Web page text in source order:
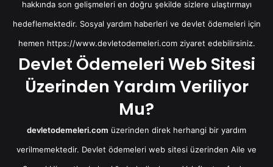
hakkında son gelişmeleri en doğru şekilde sizlere ulaştırmayı
hedeflemektedir. Sosyal yardım haberleri ve devlet ödemeleri için
hemen https://www.devletodemeleri.comziyaret edebilirsiniz.
Devlet Ödemeleri Web Sitesi
Üzerinden Yardım Veriliyor
Mu?
devletodemeleri.com üzerinden direk herhangi bir yardım
verilmemektedir. Devlet ödemeleri web sitesi üzerinden Aile ve